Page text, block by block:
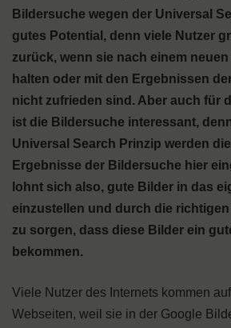
Bildersuche wegen der Universal
gutes Potential, denn viele Nutzer
zurück, wenn sie nach einem
halten oder mit den Ergebnissen
nicht zufrieden sind. Aber auch für
ist die Bildersuche interessant,
Universal Search Prinzip werden
Ergebnisse der Bildersuche hier
lohnt sich also, gute Bilder in das
einzustellen und durch die
zu sorgen, dass diese Bilder ein
bekommen.
Viele Nutzer des Internets kommen
Webseiten, weil sie in der Google